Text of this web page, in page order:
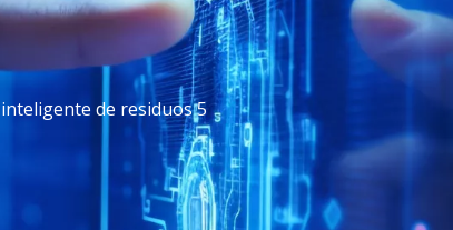
de residuos 5